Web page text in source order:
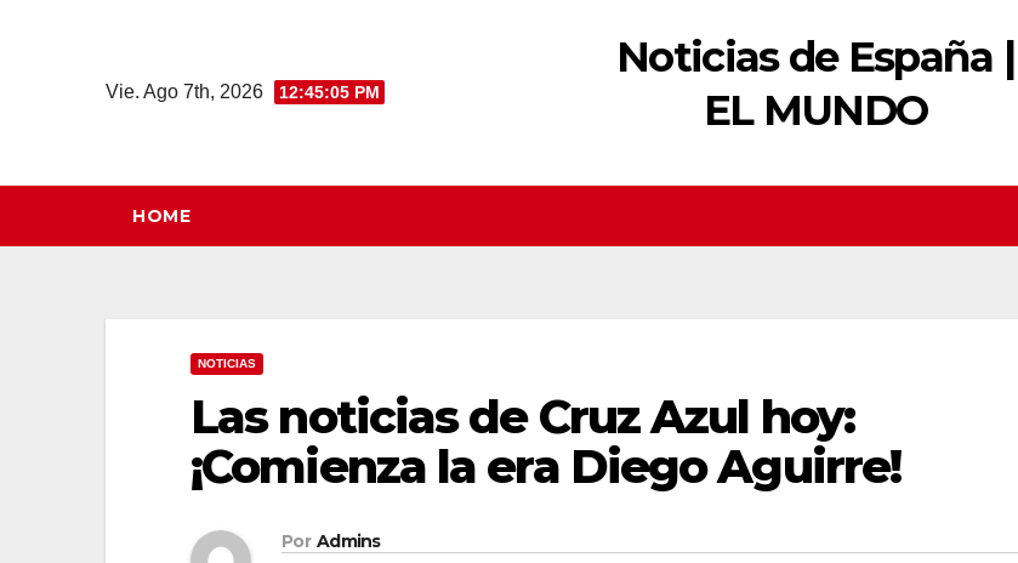
Vie. Ago 7th, 2026 12:45:06 PM
Noticias de España |
EL MUNDO
HOME
NOTICIAS
Las noticias de Cruz Azul hoy:
¡Comienza la era Diego Aguirre!
Por Admins